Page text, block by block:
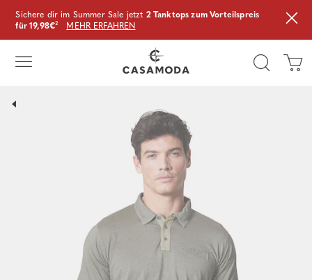
Sichere dir im Summer Sale jetzt 2 Tanktops zum Vorteilspreis
für 19,98€² MEHR ERFAHREN